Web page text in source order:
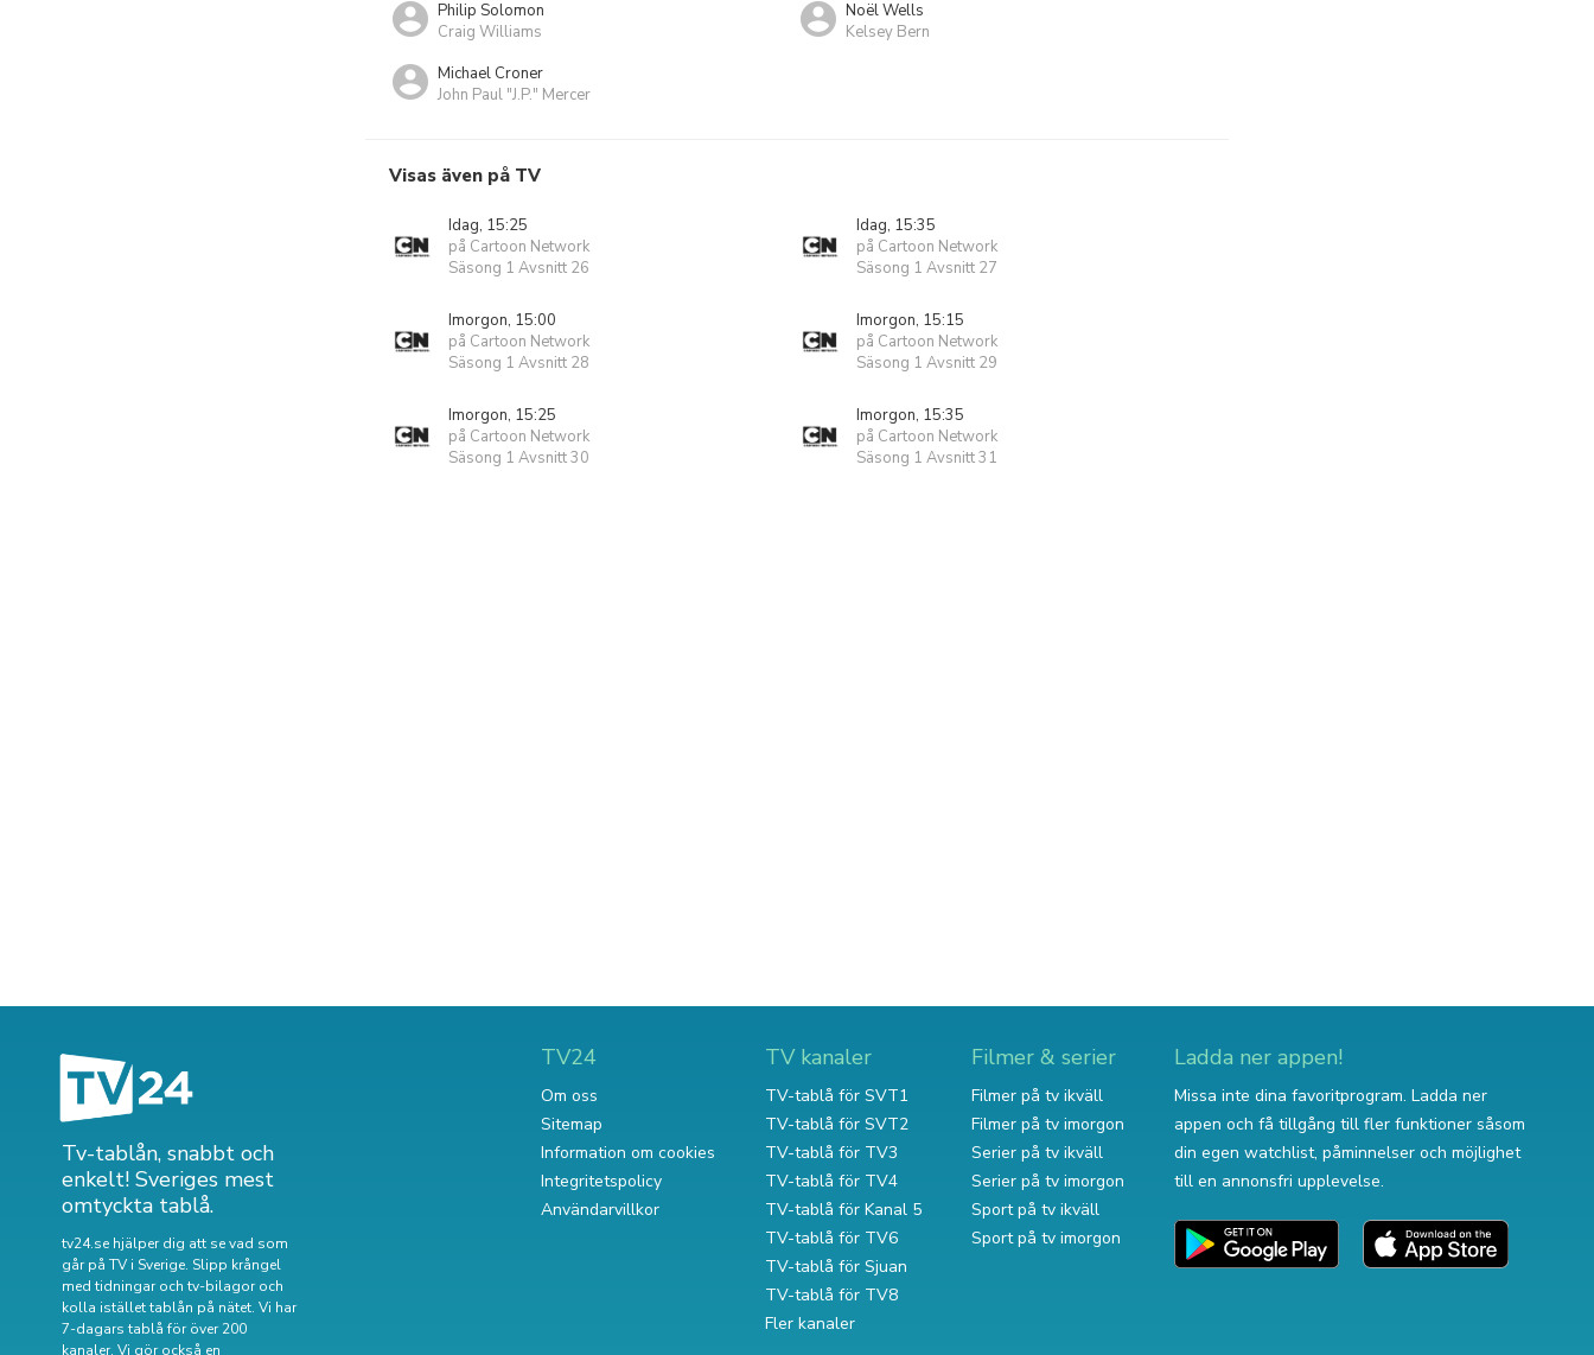
Philip Solomon
Craig Williams
Noël Wells
Kelsey Bern
Michael Croner
John Paul "J.P." Mercer
Visas även på TV
Idag, 15:25
på Cartoon Network
Säsong 1 Avsnitt 26
Idag, 15:35
på Cartoon Network
Säsong 1 Avsnitt 27
Imorgon, 15:00
på Cartoon Network
Säsong 1 Avsnitt 28
Imorgon, 15:15
på Cartoon Network
Säsong 1 Avsnitt 29
Imorgon, 15:25
på Cartoon Network
Säsong 1 Avsnitt 30
Imorgon, 15:35
på Cartoon Network
Säsong 1 Avsnitt 31
Tv-tablån, snabbt och
enkelt! Sveriges mest
omtyckta tablå.
tv24.se hjälper dig att se vad som
går på TV i Sverige. Slipp krångel
med tidningar och tv-bilagor och
kolla istället tablån på nätet. Vi har
7-dagars tablå för över 200
kanaler. Vi gör också en
TV24
Om oss
Sitemap
Information om cookies
Integritetspolicy
Användarvillkor
TV kanaler
TV-tablå för SVT1
TV-tablå för SVT2
TV-tablå för TV3
TV-tablå för TV4
TV-tablå för Kanal 5
TV-tablå för TV6
TV-tablå för Sjuan
TV-tablå för TV8
Fler kanaler
Filmer & serier
Filmer på tv ikväll
Filmer på tv imorgon
Serier på tv ikväll
Serier på tv imorgon
Sport på tv ikväll
Sport på tv imorgon
Ladda ner appen!
Missa inte dina favoritprogram. Ladda ner
appen och få tillgång till fler funktioner såsom
din egen watchlist, påminnelser och möjlighet
till en annonsfri upplevelse.